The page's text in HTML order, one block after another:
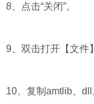
8、点击“关闭”。
9、双击打开【文件
10、复制amtlib、dll